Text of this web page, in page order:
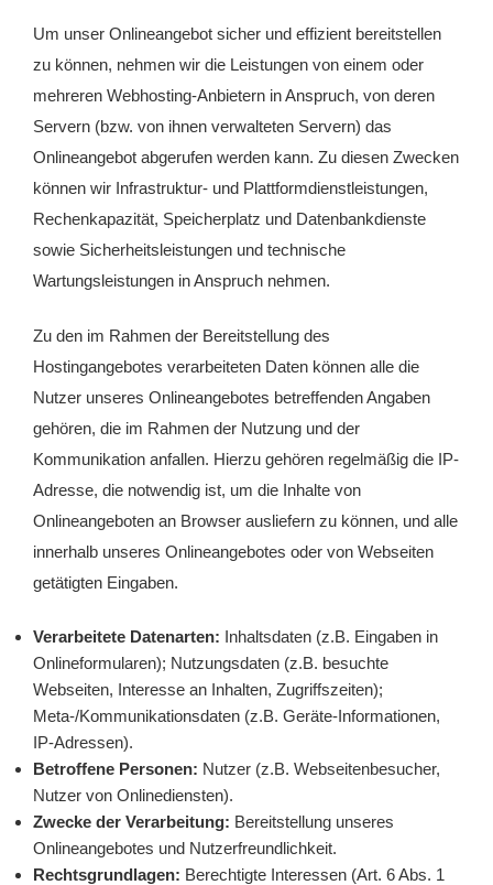
Um unser Onlineangebot sicher und effizient bereitstellen
zu können, nehmen wir die Leistungen von einem oder
mehreren Webhosting-Anbietern in Anspruch, von deren
Servern (bzw. von ihnen verwalteten Servern) das
Onlineangebot abgerufen werden kann. Zu diesen Zwecken
können wir Infrastruktur- und Plattformdienstleistungen,
Rechenkapazität, Speicherplatz und Datenbankdienste
sowie Sicherheitsleistungen und technische
Wartungsleistungen in Anspruch nehmen.
Zu den im Rahmen der Bereitstellung des
Hostingangebotes verarbeiteten Daten können alle die
Nutzer unseres Onlineangebotes betreffenden Angaben
gehören, die im Rahmen der Nutzung und der
Kommunikation anfallen. Hierzu gehören regelmäßig die IP-
Adresse, die notwendig ist, um die Inhalte von
Onlineangeboten an Browser ausliefern zu können, und alle
innerhalb unseres Onlineangebotes oder von Webseiten
getätigten Eingaben.
Verarbeitete Datenarten: Inhaltsdaten (z.B. Eingaben in
Onlineformularen); Nutzungsdaten (z.B. besuchte
Webseiten, Interesse an Inhalten, Zugriffszeiten);
Meta-/Kommunikationsdaten (z.B. Geräte-Informationen,
IP-Adressen).
Betroffene Personen: Nutzer (z.B. Webseitenbesucher,
Nutzer von Onlinediensten).
Zwecke der Verarbeitung: Bereitstellung unseres
Onlineangebotes und Nutzerfreundlichkeit.
Rechtsgrundlagen: Berechtigte Interessen (Art. 6 Abs. 1